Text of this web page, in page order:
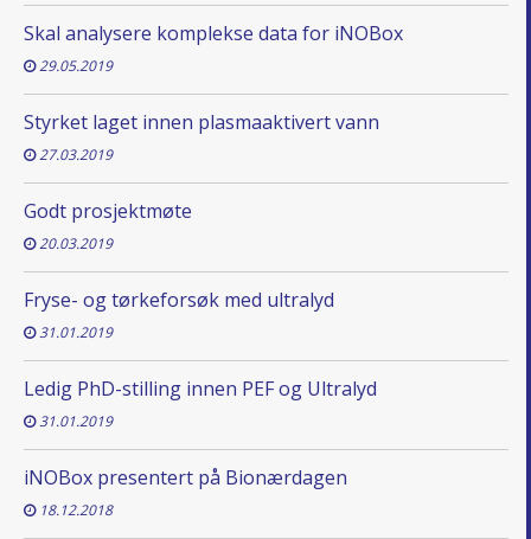
Skal analysere komplekse data for iNOBox
29.05.2019
Styrket laget innen plasmaaktivert vann
27.03.2019
Godt prosjektmøte
20.03.2019
Fryse- og tørkeforsøk med ultralyd
31.01.2019
Ledig PhD-stilling innen PEF og Ultralyd
31.01.2019
iNOBox presentert på Bionærdagen
18.12.2018